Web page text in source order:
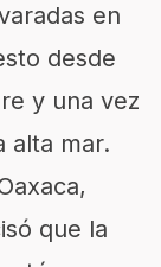
en
desde
y una vez
alta mar.
que la